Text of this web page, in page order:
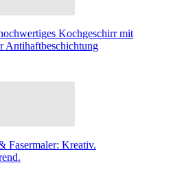
Kochgeschirr mit
Antihaftbeschichtung
Fasermaler: Kreativ.